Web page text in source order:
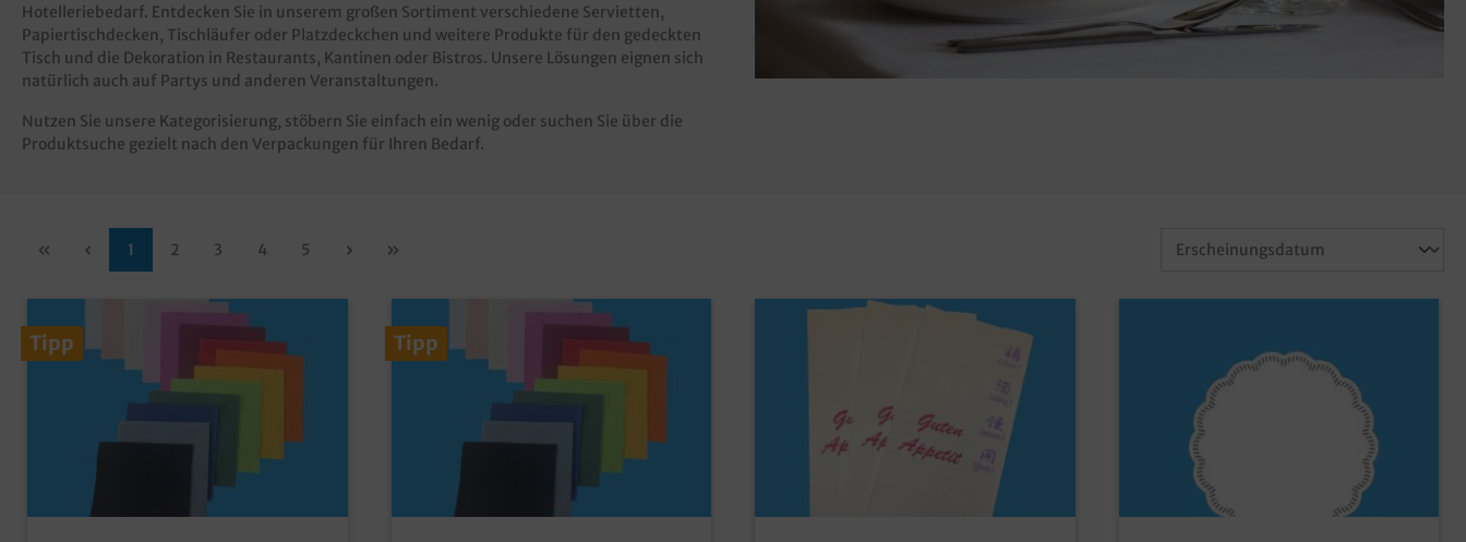
Hotelleriebedarf. Entdecken Sie in unserem großen Sortiment verschiedene Servietten,
Papiertischdecken, Tischläufer oder Platzdeckchen und weitere Produkte für den gedeckten
Tisch und die Dekoration in Restaurants, Kantinen oder Bistros. Unsere Lösungen eignen sich
natürlich auch auf Partys und anderen Veranstaltungen.
Nutzen Sie unsere Kategorisierung, stöbern Sie einfach ein wenig oder suchen Sie über die
Produktsuche gezielt nach den Verpackungen für Ihren Bedarf.
1 2 3 4 5
Tipp Tipp